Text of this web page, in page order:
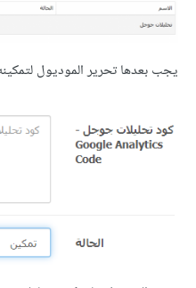
يجب بعدها تحرير الموديول